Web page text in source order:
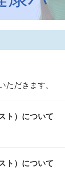
ただきます。
ト）について
ト）について